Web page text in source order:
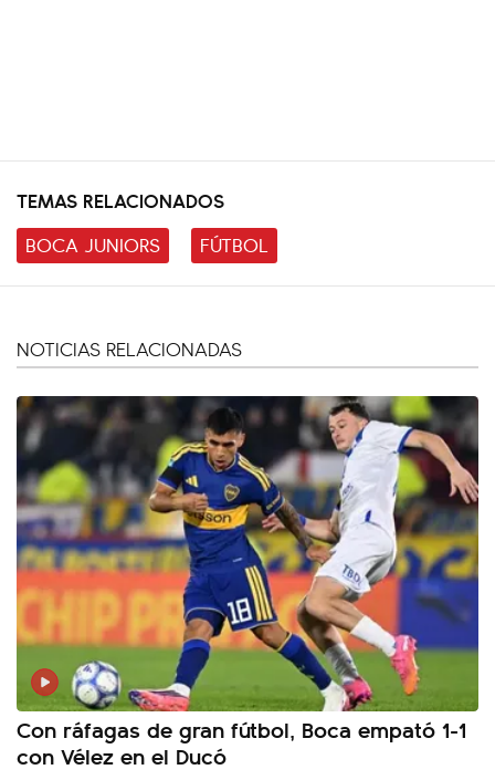
TEMAS RELACIONADOS
BOCA JUNIORS
FÚTBOL
NOTICIAS RELACIONADAS
Con ráfagas de gran fútbol, Boca empató 1-1
con Vélez en el Ducó